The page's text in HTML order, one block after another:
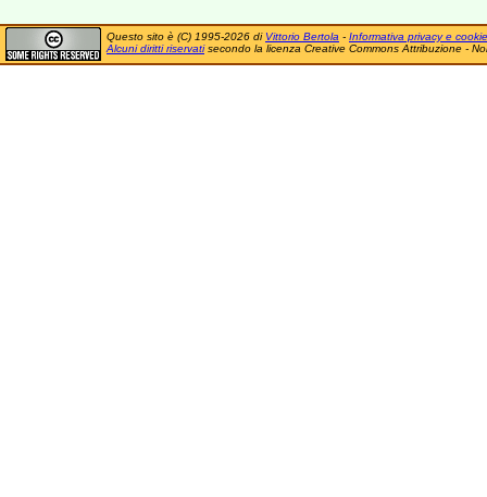
Questo sito è (C) 1995-2026 di Vittorio Bertola - Informativa privacy e cookie
Alcuni diritti riservatisecondo la licenza Creative Commons Attribuzione -